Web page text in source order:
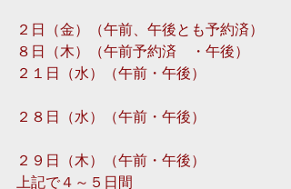
２日（金）（午前、午後とも予約済）
８日（木）（午前予約済　・午後）
２１日（水）（午前・午後）
２８日（水）（午前・午後）
２９日（木）（午前・午後）
上記で４～５日間